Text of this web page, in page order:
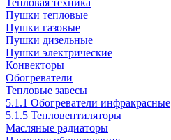
Тепловая техника
Пушки тепловые
Пушки газовые
Пушки дизельные
Пушки электрические
Конвекторы
Обогреватели
Тепловые завесы
5.1.1 Обогреватели инфракрасные
5.1.5 Тепловентиляторы
Масляные радиаторы